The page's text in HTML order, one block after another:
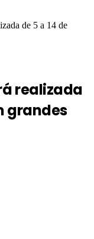
de 5 a 14 de
realizada
grandes